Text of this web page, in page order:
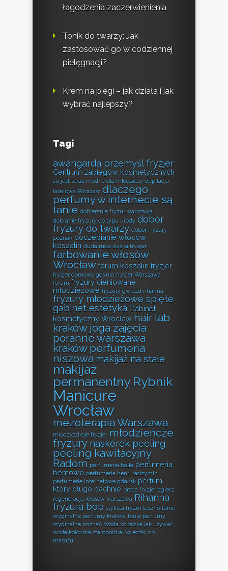
łagodzenia zaczerwienienia
Tonik do twarzy: Jak
zastosować go w codziennej
pielęgnacji?
Krem na piegi – jak działa i jak
wybrać najlepszy?
Tagi
awangarda przemyśl fryzjer
Centrum zabiegów kosmetycznych
co jest teraz modne dla młodzieży depilacja
laserowa Wrocław dlaczego
perfumy w internecie są
tanie dobieranie fryzur warszawa
dobranie fryzury do typu urody dobór
fryzury do twarzy dobór fryzury
poznań doczepianie włosów
koszalin duda ruda śląska fryzjer
farbowanie włosów
Wrocław forum koszalin fryzjer
fryzjer domowy gdynia fryzjer Warszawa
forum fryzury cieniowane
młodzieżowe fryzury gwiazd rihanna
fryzury młodzieżowe spięte
gabinet estetyka Gabinet
kosmetyczny Wrocław hair lab
kraków joga zajęcia
poranne warszawa
kraków perfumeria
niszowa makijaż na stałe
makijaż
permanentny Rybnik
Manicure
Wrocław
mezoterapia Warszawa
międzyzdroje fryzjer młodzieńcze
fryzury naskórek peeling
peeling kawitacyjny
Radom perfumeria belle perfumeria
bemowo perfumeria henri radzymin
perfumerie internetowe gdańsk perfum
który długo pachnie praca fryzjer zgierz
regeneracja włosów warszawa Rihanna
fryzura bob stylista fryzur leszno tanie
oryginalne perfumy kraków tanie perfumy
oryginalne poznań Woda kolońska jak używać
woda kolońska staropolska świeczki do
masażu